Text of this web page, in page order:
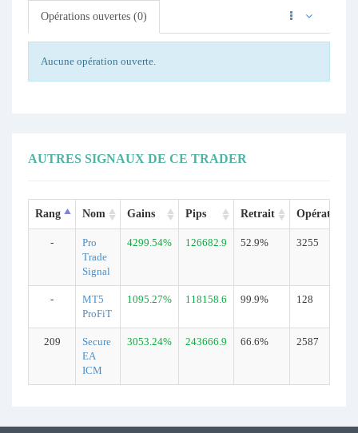
Opérations ouvertes (0)
Aucune opération ouverte.
AUTRES SIGNAUX DE CE TRADER
Rang Nom Gains Pips Retrait Opérations
-
Pro
Trade
Signal
4299.54% 126682.9 52.9% 3255
-
MT5
ProFiT
1095.27% 118158.6 99.9% 128
209
Secure
EA
ICM
3053.24% 243666.9 66.6% 2587